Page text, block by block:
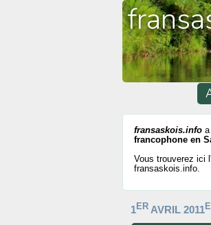
fransaskois.info
francophone en
Vous trouverez ici l'
fransaskois.info.
1ER AVRIL 2011